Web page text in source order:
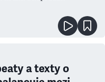
a texty o